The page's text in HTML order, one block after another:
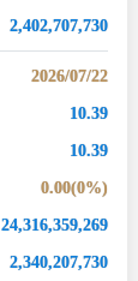
2,402,707,730
2026/07/22
10.39
10.39
0.00(0%)
24,316,359,269
2,340,207,730